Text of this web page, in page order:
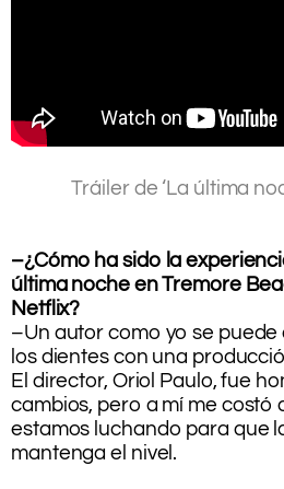
Tráiler de ‘La última
–¿Cómo ha sido la
última noche en Tremore
Netflix?
–Un autor como yo se
los dientes con una
El director, Oriol Paulo, fue
cambios, pero a mí me costó
estamos luchando para que
mantenga el nivel.